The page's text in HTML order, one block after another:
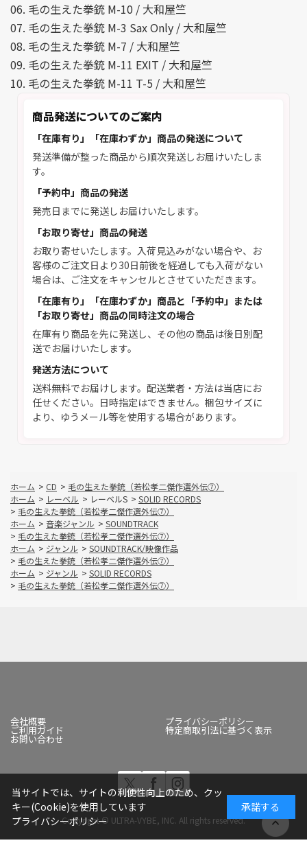
06. 毛の生えた拳銃 M-10 / 大和屋竺
07. 毛の生えた拳銃 M-3 Sax Only / 大和屋竺
08. 毛の生えた拳銃 M-7 / 大和屋竺
09. 毛の生えた拳銃 M-11 EXIT / 大和屋竺
10. 毛の生えた拳銃 M-11 T-5 / 大和屋竺
商品発送についてのご案内
「在庫有り」「在庫わずか」商品の発送について
発送準備が整った商品から順次発送しお届けいたしま
す。
「予約中」商品の発送
発売日までに発送しお届けいたします。
「お取り寄せ」商品の発送
お取り寄せいたします。入荷見込みがない場合や、お
客様のご注文日より30日前後を経過しても入荷がない
場合は、ご注文をキャンセルとさせていただきます。
「在庫有り」「在庫わずか」商品と「予約中」または
「お取り寄せ」商品の同時注文の場合
在庫有り商品を先に発送し、その他の商品は後日別配
送でお届けいたします。
発送方法について
送料無料でお届けします。配送業者・方法は当店にお
任せください。日時指定はできません。梱包サイズに
より、ゆうメール等を使用する場合があります。
ホーム > CD > 毛の生えた拳銃（若松孝二傑作選外伝⑦）
ホーム > レーベル > レーベルS > SOLID RECORDS
> 毛の生えた拳銃（若松孝二傑作選外伝⑦）
ホーム > 音楽ジャンル > SOUNDTRACK
> 毛の生えた拳銃（若松孝二傑作選外伝⑦）
ホーム > ジャンル > SOUNDTRACK/映像作品
> 毛の生えた拳銃（若松孝二傑作選外伝⑦）
ホーム > ジャンル > SOLID RECORDS
> 毛の生えた拳銃（若松孝二傑作選外伝⑦）
会社概要 プライバシーポリシー
ご利用ガイド 特定商取引法に基づく表示
お問い合わせ
Copyright © ULTRA-VYBE, INC. All rights reserved.
当サイトでは、サイトの利便性向上のため、クッ
キー(Cookie)を使用しています
プライバシーポリシー
承諾する